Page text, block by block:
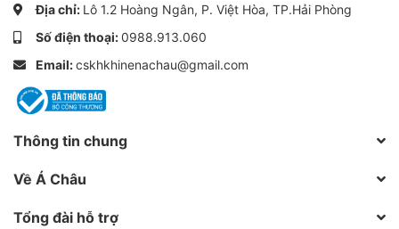
Địa chỉ: Lô 1.2 Hoàng Ngân, P. Việt Hòa, TP.Hải Phòng
Số điện thoại:0988.913.060
Email:cskhkhinenachau@gmail.com
Thông tin chung
Về Á Châu
Tổng đài hỗ trợ